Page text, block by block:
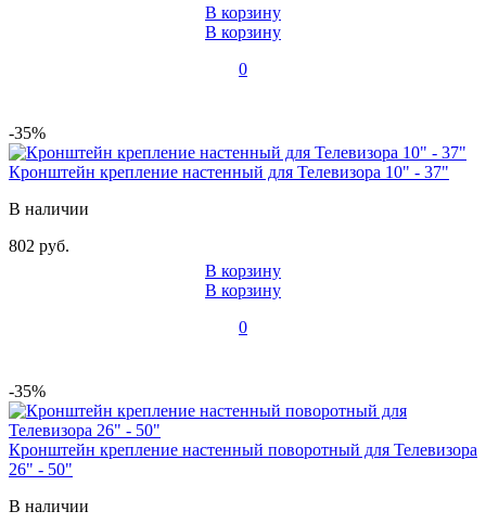
В корзину
В корзину
0
-35%
Кронштейн крепление настенный для Телевизора 10" - 37"
В наличии
802 руб.
В корзину
В корзину
0
-35%
Кронштейн крепление настенный поворотный для Телевизора
26" - 50"
В наличии